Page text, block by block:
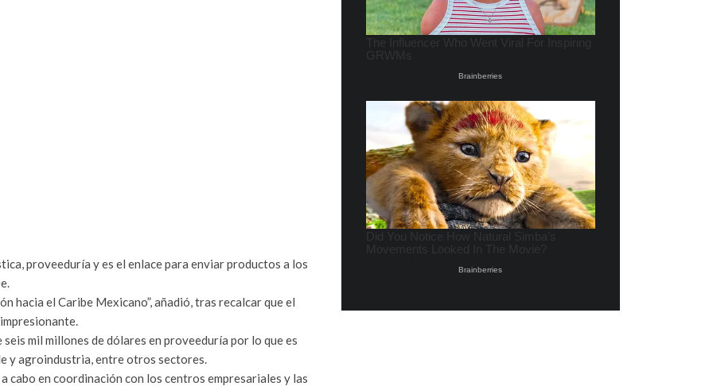
proveeduría y es el enlace para enviar productos a los
hacia el Caribe Mexicano”, añadió, tras recalcar que el
mil millones de dólares en proveeduría por lo que es
y agroindustria, entre otros sectores.
cabo en coordinación con los centros empresariales y las